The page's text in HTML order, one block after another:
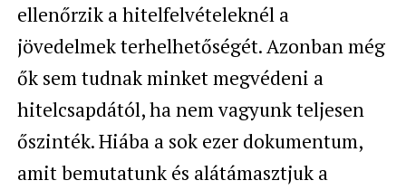
ellenőrzik a hitelfelvételeknél a
jövedelmek terhelhetőségét. Azonban még
ők sem tudnak minket megvédeni a
hitelcsapdától, ha nem vagyunk teljesen
őszinték. Hiába a sok ezer dokumentum,
amit bemutatunk és alátámasztjuk a